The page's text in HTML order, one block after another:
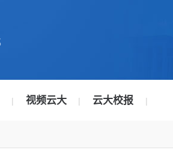
| 视频云大 | 云大校报 |